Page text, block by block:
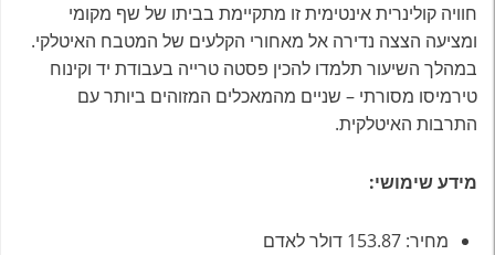
חוויה קולינרית אינטימית זו מתקיימת בביתו של שף מקומי
ומציעה הצצה נדירה אל מאחורי הקלעים של המטבח האיטלקי.
במהלך השיעור תלמדו להכין פסטה טרייה בעבודת יד וקינוח
טירמיסו מסורתי – שניים מהמאכלים המזוהים ביותר עם
התרבות האיטלקית.
מידע שימושי:
מחיר: 153.87 דולר לאדם